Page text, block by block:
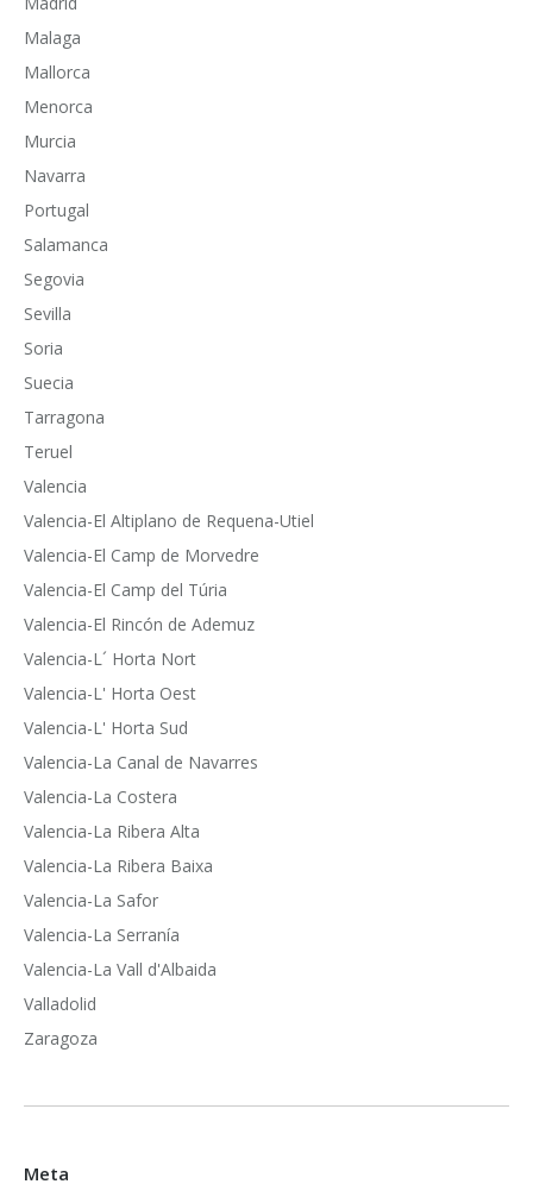
Malaga
Mallorca
Menorca
Murcia
Navarra
Portugal
Salamanca
Segovia
Sevilla
Soria
Suecia
Tarragona
Teruel
Valencia
Valencia-El Altiplano de Requena-Utiel
Valencia-El Camp de Morvedre
Valencia-El Camp del Túria
Valencia-El Rincón de Ademuz
Valencia-L´ Horta Nort
Valencia-L' Horta Oest
Valencia-L' Horta Sud
Valencia-La Canal de Navarres
Valencia-La Costera
Valencia-La Ribera Alta
Valencia-La Ribera Baixa
Valencia-La Safor
Valencia-La Serranía
Valencia-La Vall d'Albaida
Valladolid
Zaragoza
Meta